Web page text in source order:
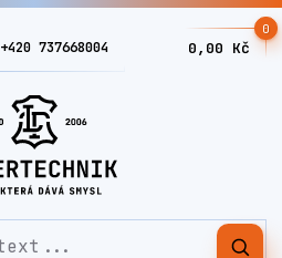
+420 737668004
0
0,00 Kč